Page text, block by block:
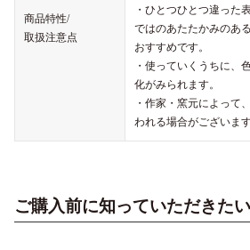
商品特性/
取扱注意点
・ひとつひとつ違った
ではのあたたかみのあ
おすすめです。
・使っていくうちに、
化がみられます。
・作家・窯元によって
われる場合がございます
ご購入前に知っていただきた